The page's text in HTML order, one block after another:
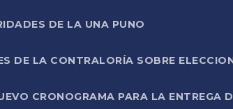
DE LA UNA PUNO
DE LA CONTRALORÍA SOBRE
CRONOGRAMA PARA LA ENTREGA